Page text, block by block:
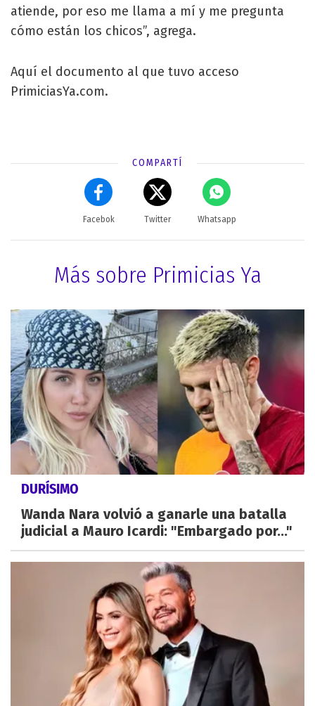
atiende, por eso me llama a mí y me pregunta
cómo están los chicos”, agrega.
Aquí el documento al que tuvo acceso
PrimiciasYa.com.
COMPARTÍ
Facebok Twitter Whatsapp
Más sobre Primicias Ya
DURÍSIMO
Wanda Nara volvió a ganarle una batalla
judicial a Mauro Icardi: "Embargado por..."